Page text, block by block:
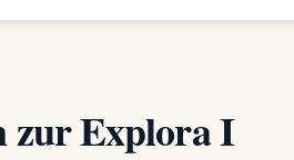
zur Explora I